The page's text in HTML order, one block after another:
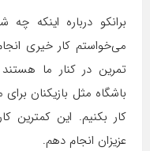
برانکو درباره اینکه چه
می‌خواستم کار خیری
تمرین در کنار ما
باشگاه مثل بازیکنان
کار بکنیم. این کمترین
عزیزان انجام دهم.